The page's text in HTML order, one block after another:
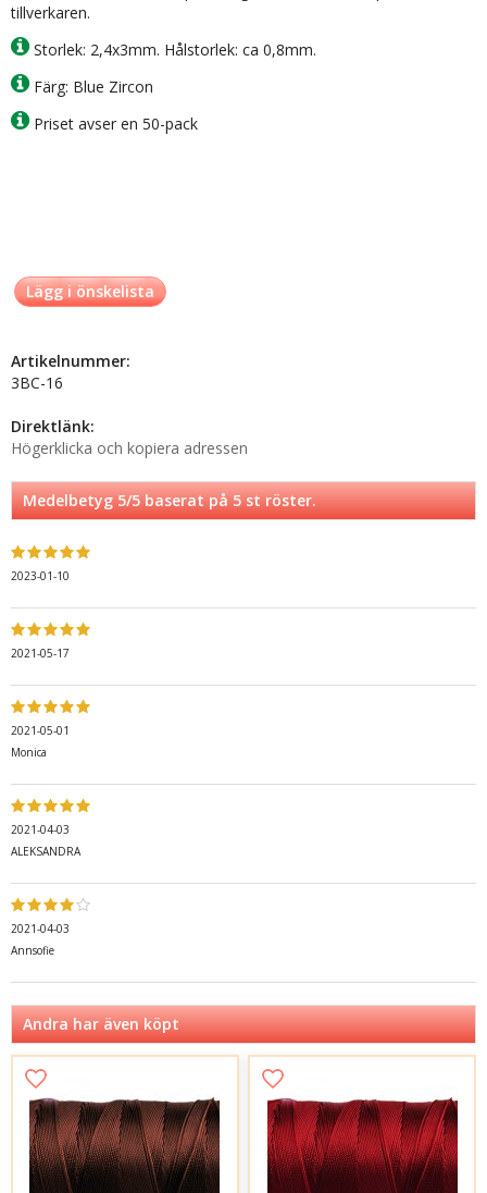
tillverkaren.
Storlek: 2,4x3mm. Hålstorlek: ca 0,8mm.
Färg: Blue Zircon
Priset avser en 50-pack
Lägg i önskelista
Artikelnummer:
3BC-16
Direktlänk:
Högerklicka och kopiera adressen
Medelbetyg5/5 baserat på5st röster.
2023-01-10
2021-05-17
2021-05-01
Monica
2021-04-03
ALEKSANDRA
2021-04-03
Annsofie
Andra har även köpt